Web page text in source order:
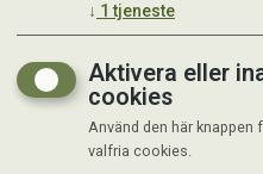
↓ 1 tjeneste
Aktivera eller
cookies
Använd den här knappen
valfria cookies.